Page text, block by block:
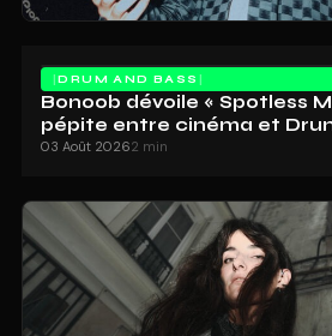
DRUM AND BASS
Bonoob dévoile « Spotless
pépite entre cinéma et
03 Août 20262 min